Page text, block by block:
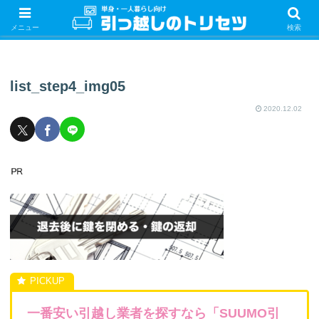
単身・一人暮らしの引っ越しをするときの手続き・やることを紹介！サクッと
引っ越しをしましょう♪
list_step4_img05
2020.12.02
一番安い引越し業者を探すなら「SUUMO引
メニュー 検索